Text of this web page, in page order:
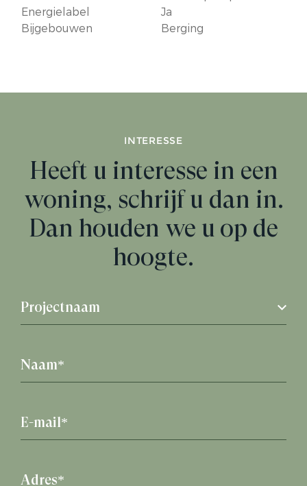
Energielabel
Bijgebouwen
Ja
Berging
INTERESSE
Heeft u interesse in een
woning, schrijf u dan in.
Dan houden we u op de
hoogte.
Projectnaam